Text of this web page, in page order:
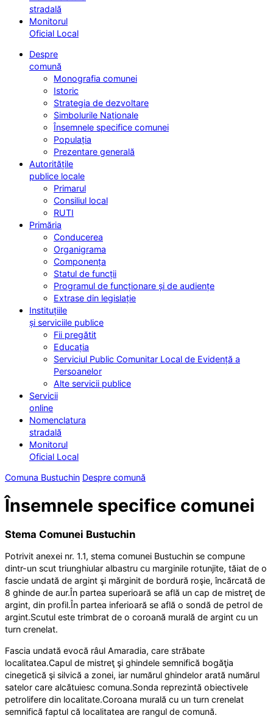
stradală
Monitorul
Oficial Local
Despre
comună
Monografia comunei
Istoric
Strategia de dezvoltare
Simbolurile Naționale
Însemnele specifice comunei
Populația
Prezentare generală
Autoritățile
publice locale
Primarul
Consiliul local
RUTI
Primăria
Conducerea
Organigrama
Componența
Statul de funcții
Programul de funcționare și de audiențe
Extrase din legislație
Instituțiile
și serviciile publice
Fii pregătit
Educația
Serviciul Public Comunitar Local de Evidență a
Persoanelor
Alte servicii publice
Servicii
online
Nomenclatura
stradală
Monitorul
Oficial Local
Comuna Bustuchin Despre comună
Însemnele specifice comunei
Stema Comunei Bustuchin
Potrivit anexei nr. 1.1, stema comunei Bustuchin se compune
dintr-un scut triunghiular albastru cu marginile rotunjite, tăiat de o
fascie undată de argint şi mărginit de bordură roşie, încărcată de
8 ghinde de aur.În partea superioară se află un cap de mistreţ de
argint, din profil.În partea inferioară se află o sondă de petrol de
argint.Scutul este trimbrat de o coroană murală de argint cu un
turn crenelat.
Fascia undată evocă râul Amaradia, care străbate
localitatea.Capul de mistreţ şi ghindele semnifică bogăţia
cinegetică şi silvică a zonei, iar numărul ghindelor arată numărul
satelor care alcătuiesc comuna.Sonda reprezintă obiectivele
petrolifere din localitate.Coroana murală cu un turn crenelat
semnifică faptul că localitatea are rangul de comună.